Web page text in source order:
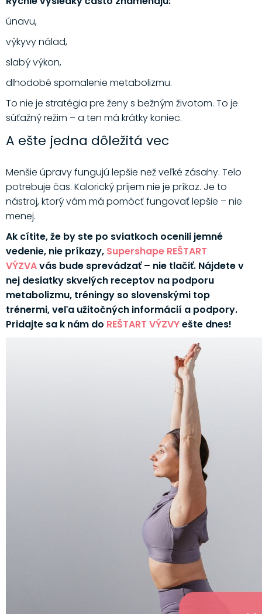
únavu,
výkyvy nálad,
slabý výkon,
dlhodobé spomalenie metabolizmu.
To nie je stratégia pre ženy s bežným životom. To je
súťažný režim – a ten má krátky koniec.
A ešte jedna dôležitá vec
Menšie úpravy fungujú lepšie než veľké zásahy. Telo
potrebuje čas. Kalorický príjem nie je príkaz. Je to
nástroj, ktorý vám má pomôcť fungovať lepšie – nie
menej.
Ak cítite, že by ste po sviatkoch ocenili jemné
vedenie, nie príkazy, Supershape REŠTART
VÝZVAvás bude sprevádzať – nie tlačiť. Nájdete v
nej desiatky skvelých receptov na podporu
metabolizmu, tréningy so slovenskými top
trénermi, veľa užitočných informácií a podpory.
Pridajte sa k nám do REŠTART VÝZVYešte dnes!